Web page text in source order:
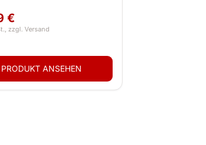
TV Schrank
€